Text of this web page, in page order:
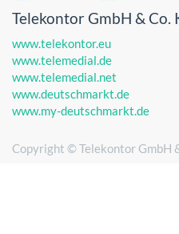
Telekontor GmbH & Co.
www.telekontor.eu
www.telemedial.de
www.telemedial.net
www.deutschmarkt.de
www.my-deutschmarkt.de
Copyright ©Telekontor GmbH